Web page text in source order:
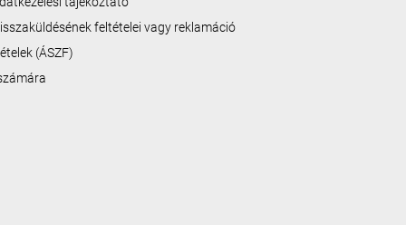
feltételei vagy reklamáció
(ÁSZF)